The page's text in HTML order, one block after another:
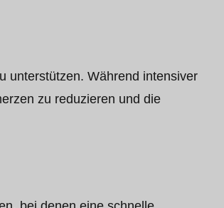
unterstützen. Während intensiver
zu reduzieren und die